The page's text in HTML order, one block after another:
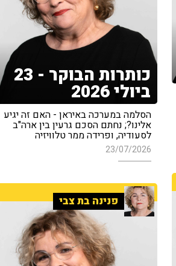
כותרות הבוקר - 23
ביולי 2026
הסלמה במערכה באיראן - האם זה יגיע
אלינו?; נחתם הסכם גרעין בין ארה"ב
לסעודיה, ופרידה ממר טלוויזיה
23/07/2026
פנינה בת צבי